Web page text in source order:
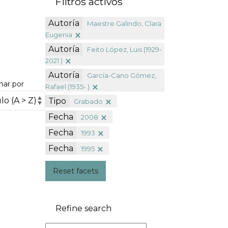
por
Autoría
Maestre Galindo, Clara
Eugenia
Autoría
Feito López, Luis (1929-
2021 )
Autoría
García-Cano Gómez,
Rafael (1935- )
Tipo Grabado
Fecha 2008
Fecha 1993
Fecha 1995
Reset facets
Refine search